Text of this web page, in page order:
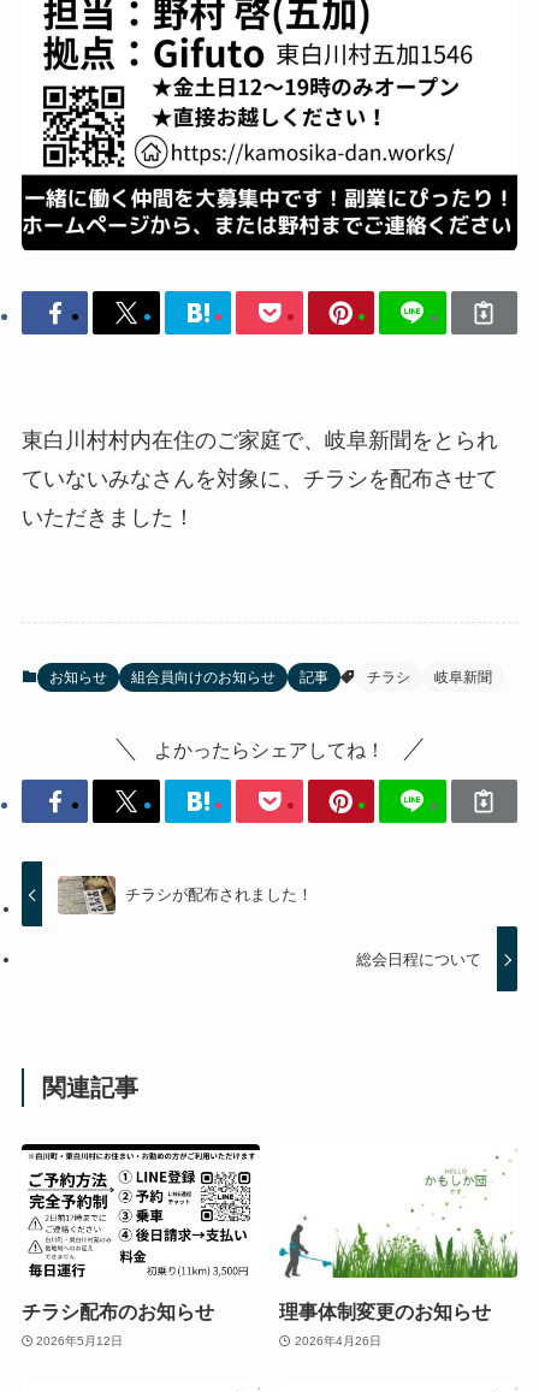
東白川村村内在住のご家庭で、岐阜新聞をとられ
ていないみなさんを対象に、チラシを配布させて
いただきました！
お知らせ 組合員向けのお知らせ 記事 チラシ 岐阜新聞
よかったらシェアしてね！
チラシが配布されました！
総会日程について
関連記事
チラシ配布のお知らせ
2026年5月12日
理事体制変更のお知らせ
2026年4月26日